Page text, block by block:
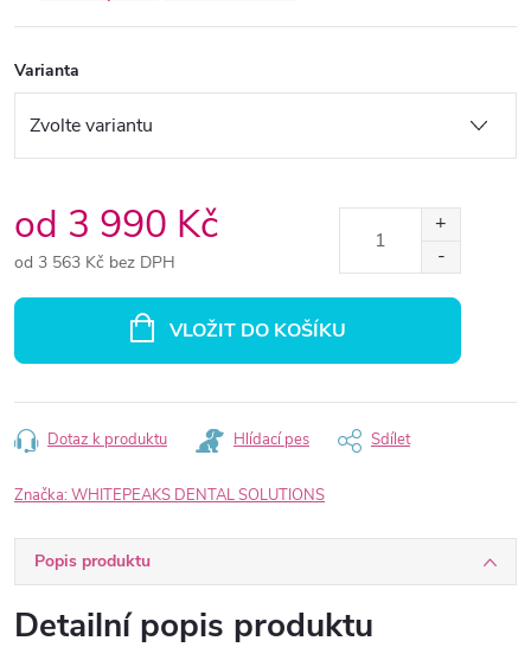
Varianta
od 3 990 Kč
od 3 563 Kč bez DPH
VLOŽIT DO KOŠÍKU
Dotaz k produktu Hlídací pes Sdílet
Značka: WHITEPEAKS DENTAL SOLUTIONS
Popis produktu
Detailní popis produktu